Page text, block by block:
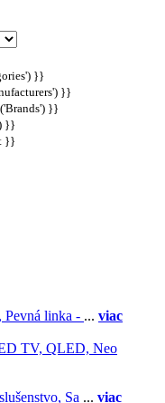
}}
}}
}}
}}
}}
Pevná linka - ... viac
TV, QLED, Neo
Sa ... viac